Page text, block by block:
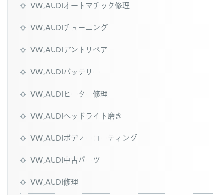
VW,AUDIオートマチック修理
VW,AUDIチューニング
VW,AUDIデントリペア
VW,AUDIバッテリー
VW,AUDIヒーター修理
VW,AUDIヘッドライト磨き
VW,AUDIボディーコーティング
VW,AUDI中古パーツ
VW,AUDI修理